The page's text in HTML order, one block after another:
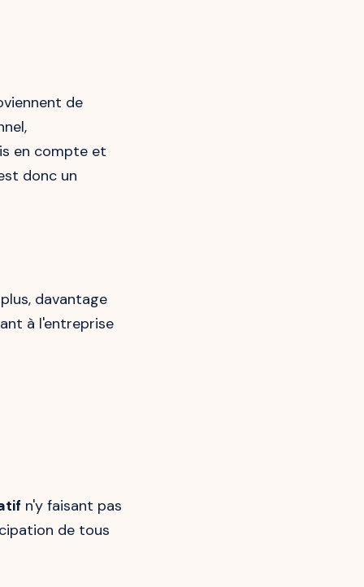
de
en compte et
donc un
davantage
à l'entreprise
n'y faisant pas
de tous